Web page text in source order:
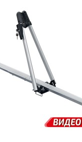
ВО ЛИСТА СО ЖЕЛБИ
СПОРЕДИ СО ДРУГ